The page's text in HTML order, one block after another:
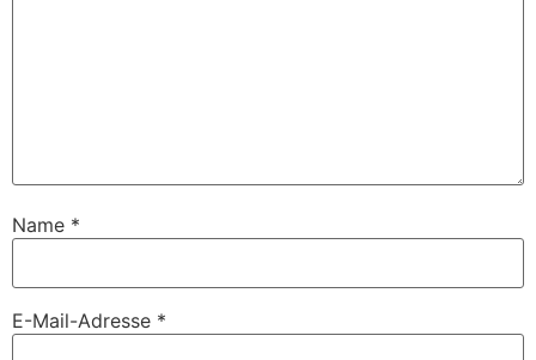
Name *
E-Mail-Adresse *